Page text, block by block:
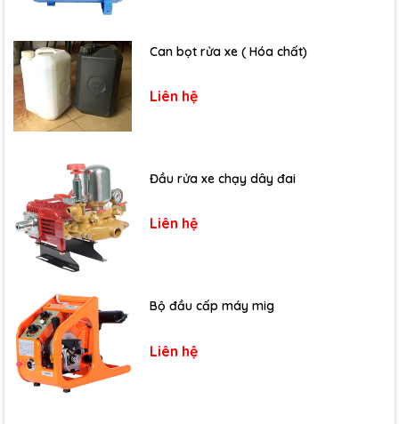
Can bọt rửa xe ( Hóa chất)
Liên hệ
Đầu rửa xe chạy dây đai
Liên hệ
Bộ đầu cấp máy mig
Liên hệ